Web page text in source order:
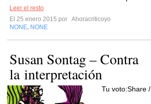
Leer el resto
El 25 enero 2015 por Ahoracriticoyo
NONE NONE
Susan Sontag – Contra
la interpretación
Tu voto:Share /